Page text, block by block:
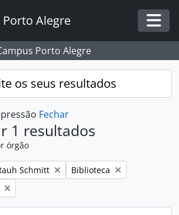
Porto Alegre
Porto Alegre
os seus resultados
Fechar
1 resultados
órgão
Schmitt Remover filtro:
Biblioteca